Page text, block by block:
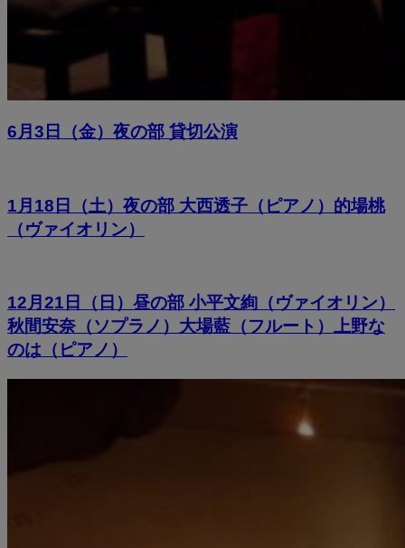
6月3日（金）夜の部 貸切公演
1月18日（土）夜の部 大西透子（ピアノ）的場桃
（ヴァイオリン）
12月21日（日）昼の部 小平文絢（ヴァイオリン）
秋間安奈（ソプラノ）大場藍（フルート）上野な
のは（ピアノ）